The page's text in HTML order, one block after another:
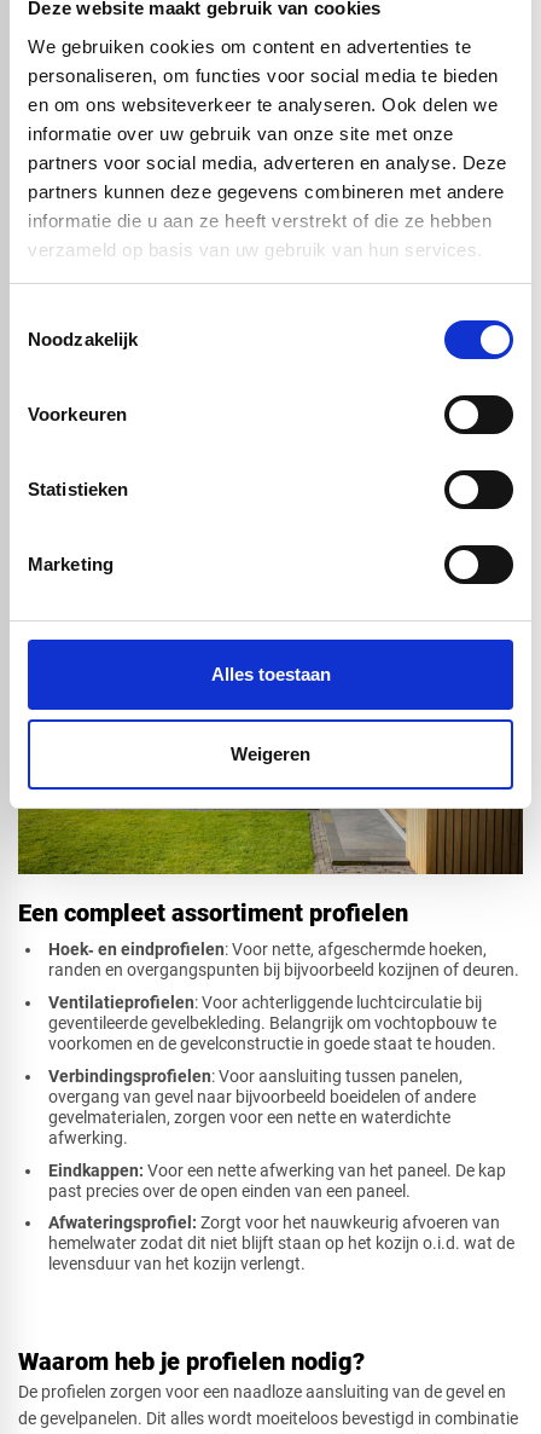
Deze website maakt gebruik van cookies
We gebruiken cookies om content en advertenties te
personaliseren, om functies voor social media te bieden
en om ons websiteverkeer te analyseren. Ook delen we
informatie over uw gebruik van onze site met onze
partners voor social media, adverteren en analyse. Deze
partners kunnen deze gegevens combineren met andere
informatie die u aan ze heeft verstrekt of die ze hebben
verzameld op basis van uw gebruik van hun services.
Noodzakelijk
Voorkeuren
Statistieken
Marketing
Alles toestaan
Weigeren
Artikelnummer: 51163
In winkelwagen
Een compleet assortiment profielen
Hoek‑ en eindprofielen: Voor nette, afgeschermde hoeken,
randen en overgangspunten bij bijvoorbeeld kozijnen of deuren.
Ventilatieprofielen: Voor achterliggende luchtcirculatie bij
geventileerde gevelbekleding. Belangrijk om vochtopbouw te
voorkomen en de gevelconstructie in goede staat te houden.
Verbindingsprofielen: Voor aansluiting tussen panelen,
overgang van gevel naar bijvoorbeeld boeidelen of andere
gevelmaterialen, zorgen voor een nette en waterdichte
afwerking.
Eindkappen: Voor een nette afwerking van het paneel. De kap
past precies over de open einden van een paneel.
Afwateringsprofiel: Zorgt voor het nauwkeurig afvoeren van
hemelwater zodat dit niet blijft staan op het kozijn o.i.d. wat de
levensduur van het kozijn verlengt.
Waarom heb je profielen nodig?
De profielen zorgen voor een naadloze aansluiting van de gevel en
de gevelpanelen. Dit alles wordt moeiteloos bevestigd in combinatie